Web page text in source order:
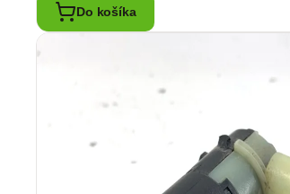
Do košíka